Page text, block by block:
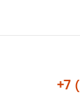
+7